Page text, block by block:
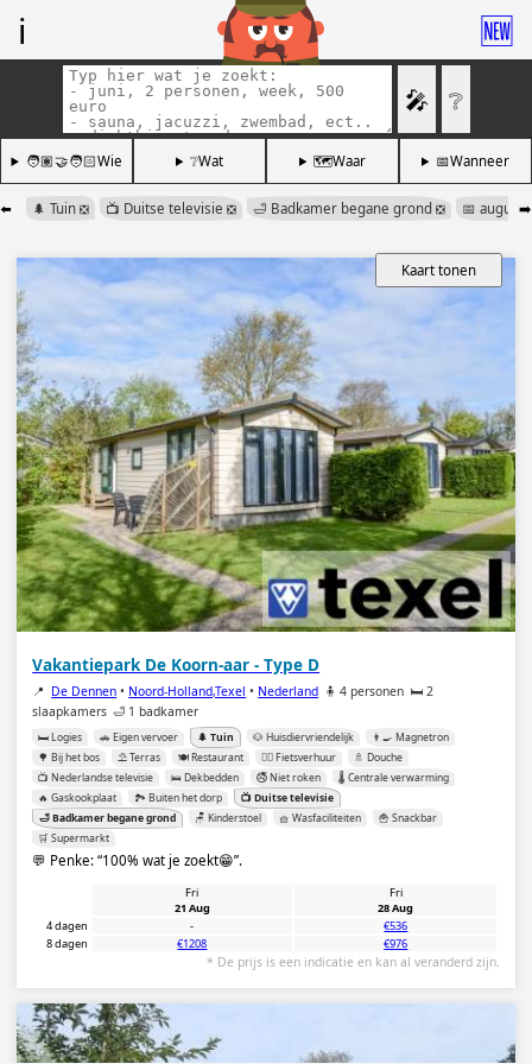
ℹ️ 🆕
🎤 ❔
🧑🏽‍🤝‍🧑🏻Wie ❔Wat 🗺️Waar 📅Wanneer
⬅️ ➡️
🌲 Tuin ❎ 📺 Duitse televisie ❎ 🛁 Badkamer begane grond ❎ 📅
Kaart tonen
Vakantiepark De Koorn-aar - Type D
📍 De Dennen • Noord-Holland,Texel • Nederland 🧍 4 personen 🛏️ 2
slaapkamers 🛁 1 badkamer
🛏️ Logies 🚗 Eigen vervoer 🌲 Tuin 🐶 Huisdiervriendelijk
👨‍🍳 Magnetron
🌳 Bij het bos
⛱️ Terras 🍽️ Restaurant 🚴‍♂️ Fietsverhuur
🚿 Douche
📺 Nederlandse televisie
🛌 Dekbedden 🚭 Niet roken
🌡️ Centrale verwarming
🔥 Gaskookplaat
🏞️ Buiten het dorp
📺 Duitse televisie
🛁 Badkamer begane grond
🪑 Kinderstoel 🧺 Wasfaciliteiten
🍟 Snackbar
🛒 Supermarkt
💬 Penke: 100% wat je zoekt😁 .
Fri
21 Aug
Fri
28 Aug
4 dagen
-
€536
8 dagen
€1208 €976
* De prijs is een indicatie en kan al veranderd zijn.